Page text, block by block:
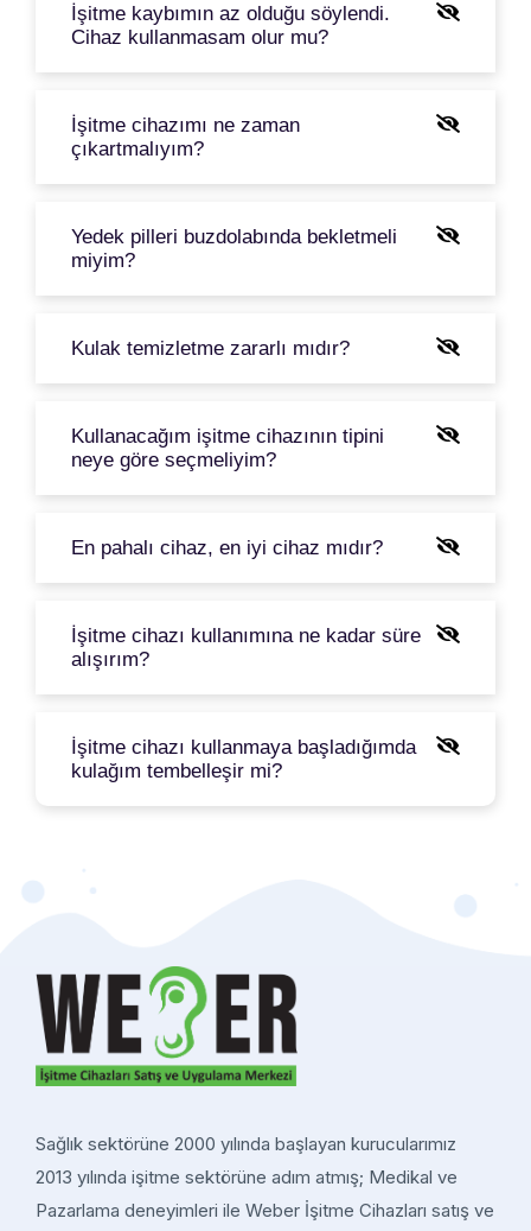
İşitme kaybımın az olduğu söylendi.
Cihaz kullanmasam olur mu?
İşitme cihazımı ne zaman
çıkartmalıyım?
Yedek pilleri buzdolabında bekletmeli
miyim?
Kulak temizletme zararlı mıdır?
Kullanacağım işitme cihazının tipini
neye göre seçmeliyim?
En pahalı cihaz, en iyi cihaz mıdır?
İşitme cihazı kullanımına ne kadar süre
alışırım?
İşitme cihazı kullanmaya başladığımda
kulağım tembelleşir mi?
Sağlık sektörüne 2000 yılında başlayan kurucularımız
2013 yılında işitme sektörüne adım atmış; Medikal ve
Pazarlama deneyimleri ile Weber İşitme Cihazları satış ve